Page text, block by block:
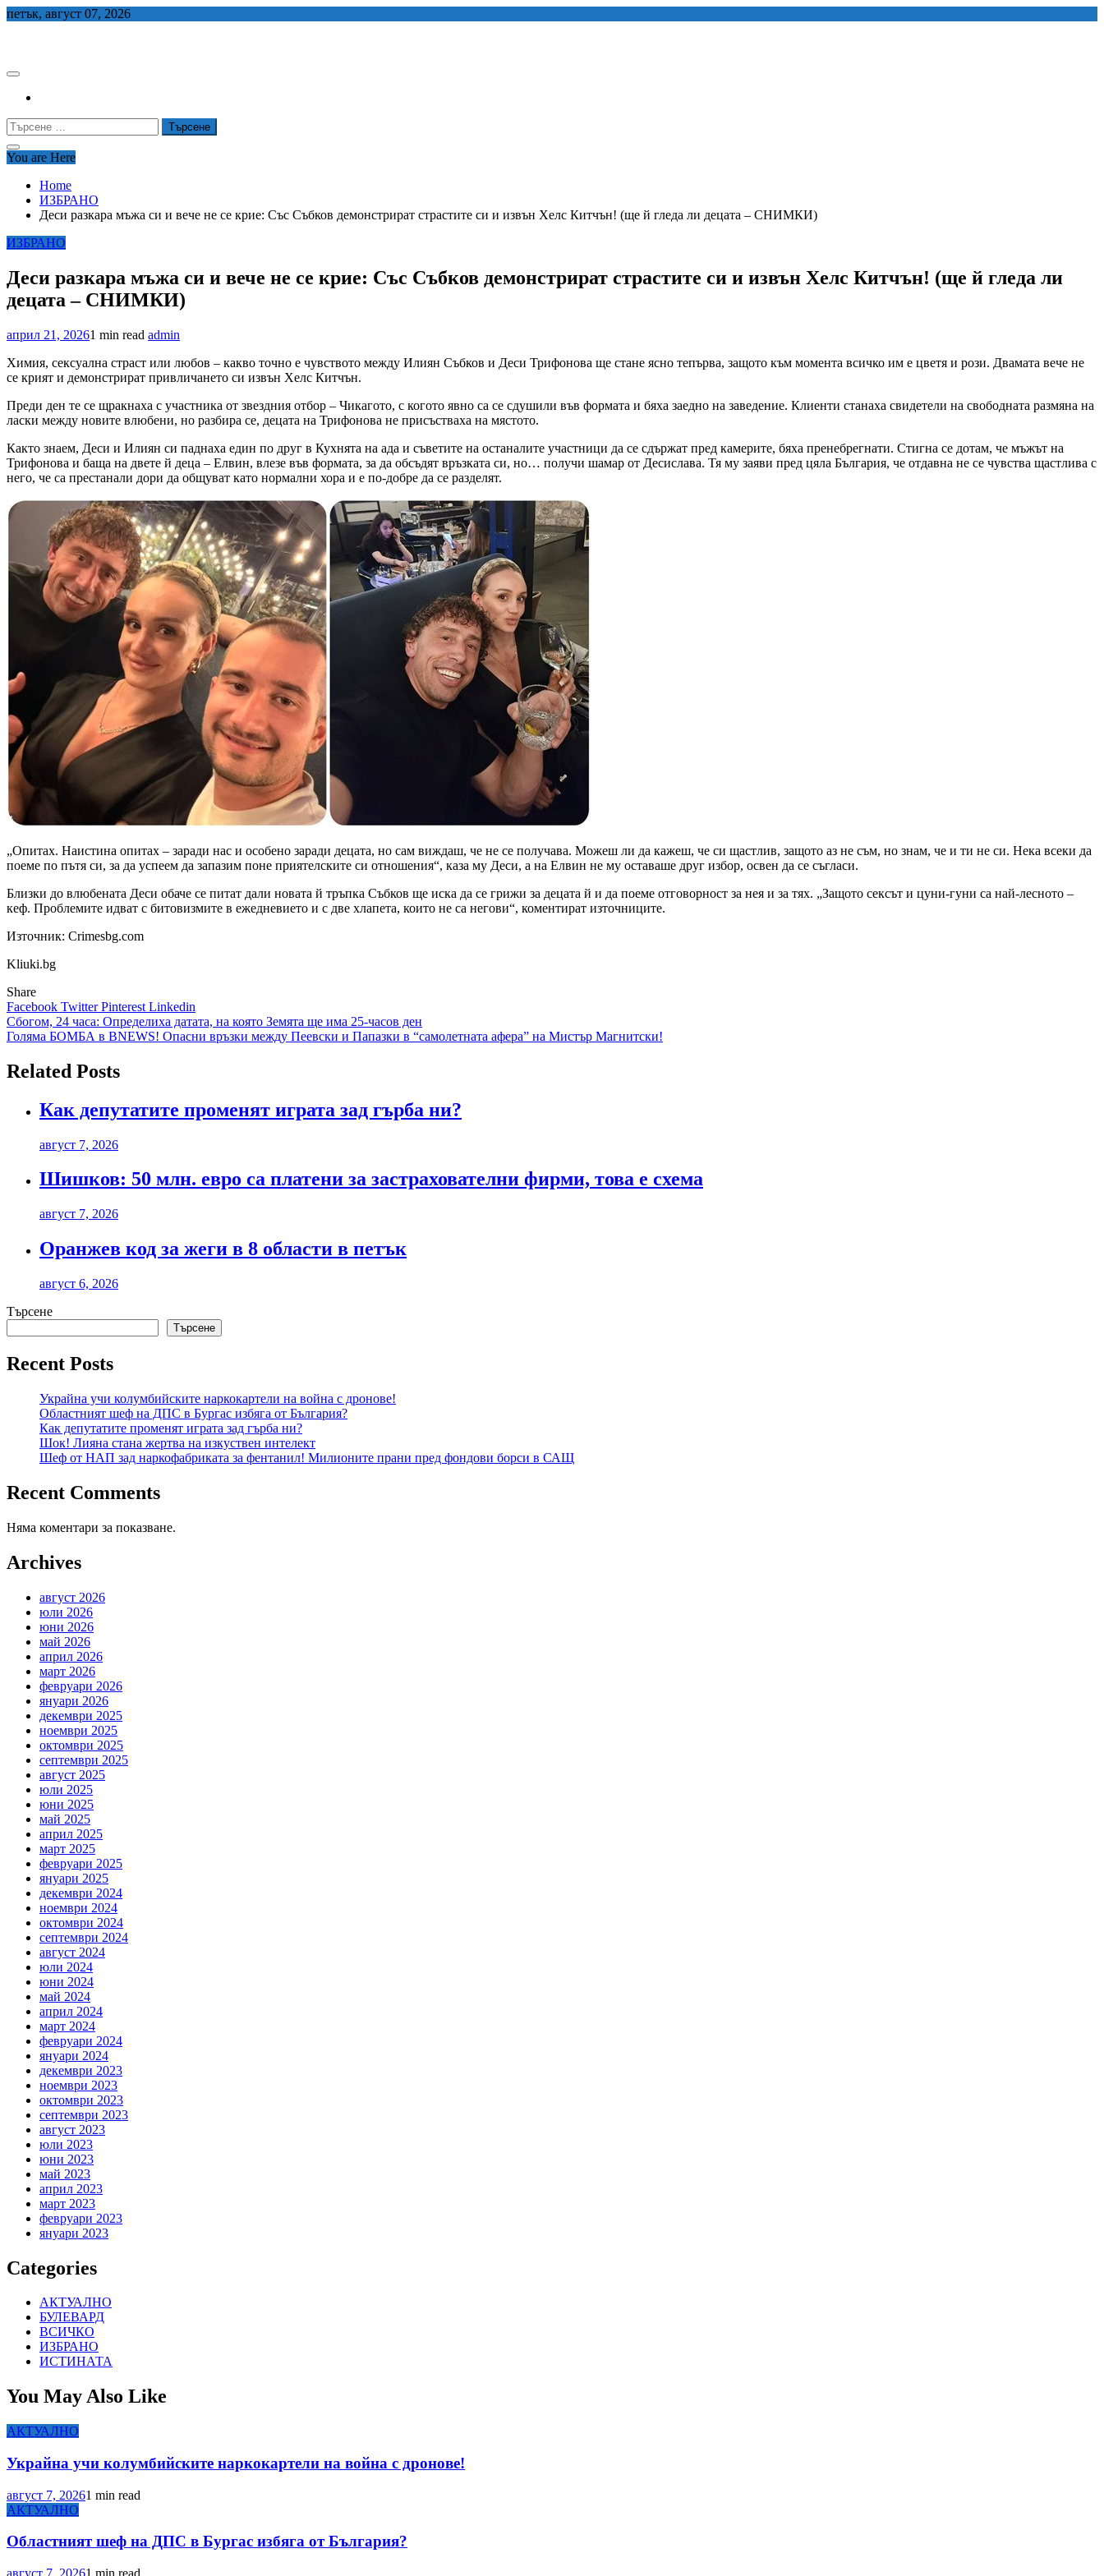
Skip
петък, август 07, 2026
Търсене
за:
You are Here
Home
ИЗБРАНО
Деси разкара мъжа си и вече не се крие: Със Събков демонстрират страстите си и извън Хелс Китчън! (ще й гледа ли децата – СНИМКИ)
ИЗБРАНО
Деси разкара мъжа си и вече не се крие: Със Събков демонстрират страстите си и извън Хелс Китчън! (ще й гледа ли
децата – СНИМКИ)
април 21, 20261 min read admin
Химия, сексуална страст или любов – какво точно е чувството между Илиян Събков и Деси Трифонова ще стане ясно тепърва, защото към момента всичко им е цветя и рози. Двамата вече не
се крият и демонстрират привличането си извън Хелс Китчън.
Преди ден те се щракнаха с участника от звездния отбор – Чикагото, с когото явно са се сдушили във формата и бяха заедно на заведение. Клиенти станаха свидетели на свободната размяна на
ласки между новите влюбени, но разбира се, децата на Трифонова не присъстваха на мястото.
Както знаем, Деси и Илиян си паднаха един по друг в Кухнята на ада и съветите на останалите участници да се сдържат пред камерите, бяха пренебрегнати. Стигна се дотам, че мъжът на
Трифонова и баща на двете й деца – Елвин, влезе във формата, за да обсъдят връзката си, но… получи шамар от Десислава. Тя му заяви пред цяла България, че отдавна не се чувства щастлива с
него, че са престанали дори да общуват като нормални хора и е по-добре да се разделят.
„Опитах. Наистина опитах – заради нас и особено заради децата, но сам виждаш, че не се получава. Можеш ли да кажеш, че си щастлив, защото аз не съм, но знам, че и ти не си. Нека всеки да
поеме по пътя си, за да успеем да запазим поне приятелските си отношения“, каза му Деси, а на Елвин не му оставаше друг избор, освен да се съгласи.
Близки до влюбената Деси обаче се питат дали новата й тръпка Събков ще иска да се грижи за децата й и да поеме отговорност за нея и за тях. „Защото сексът и цуни-гуни са най-лесното –
кеф. Проблемите идват с битовизмите в ежедневието и с две хлапета, които не са негови“, коментират източниците.
Източник: Crimesbg.com
Kliuki.bg
Share
Facebook TwitterPinterest Linkedin
Навигация
Сбогом, 24 часа: Определиха датата, на която Земята ще има 25-часов ден
Голяма БОМБА в BNEWS! Опасни връзки между Пеевски и Папазки в “самолетната афера” на Мистър Магнитски!
Related Posts
Как депутатите променят играта зад гърба ни?
август 7, 2026
Шишков: 50 млн. евро са платени за застрахователни фирми, това е схема
август 7, 2026
Оранжев код за жеги в 8 области в петък
август 6, 2026
Търсене
Търсене
Recent Posts
Украйна учи колумбийските наркокартели на война с дронове!
Областният шеф на ДПС в Бургас избяга от България?
Как депутатите променят играта зад гърба ни?
Шок! Лияна стана жертва на изкуствен интелект
Шеф от НАП зад наркофабриката за фентанил! Милионите прани пред фондови борси в САЩ
Recent Comments
Няма коментари за показване.
Archives
август 2026
юли 2026
юни 2026
май 2026
април 2026
март 2026
февруари 2026
януари 2026
декември 2025
ноември 2025
октомври 2025
септември 2025
август 2025
юли 2025
юни 2025
май 2025
април 2025
март 2025
февруари 2025
януари 2025
декември 2024
ноември 2024
октомври 2024
септември 2024
август 2024
юли 2024
юни 2024
май 2024
април 2024
март 2024
февруари 2024
януари 2024
декември 2023
ноември 2023
октомври 2023
септември 2023
август 2023
юли 2023
юни 2023
май 2023
април 2023
март 2023
февруари 2023
януари 2023
Categories
АКТУАЛНО
БУЛЕВАРД
ВСИЧКО
ИЗБРАНО
ИСТИНАТА
You May Also Like
АКТУАЛНО
Украйна учи колумбийските наркокартели на война с дронове!
август 7, 20261 min read
АКТУАЛНО
Областният шеф на ДПС в Бургас избяга от България?
август 7, 20261 min read